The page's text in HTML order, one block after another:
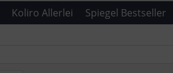
Koliro Allerlei Spiegel Bestseller